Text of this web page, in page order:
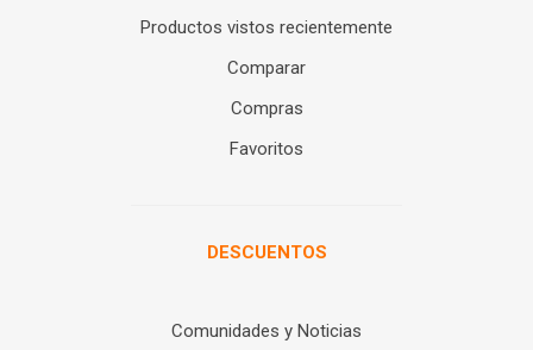
Productos vistos recientemente
Comparar
Compras
Favoritos
DESCUENTOS
Comunidades y Noticias